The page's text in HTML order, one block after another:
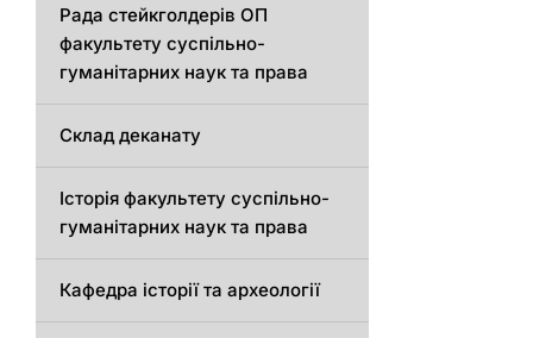
Рада стейкголдерів ОП
факультету суспільно-
гуманітарних наук та права
Склад деканату
Історія факультету суспільно-
гуманітарних наук та права
Кафедра історії та археології